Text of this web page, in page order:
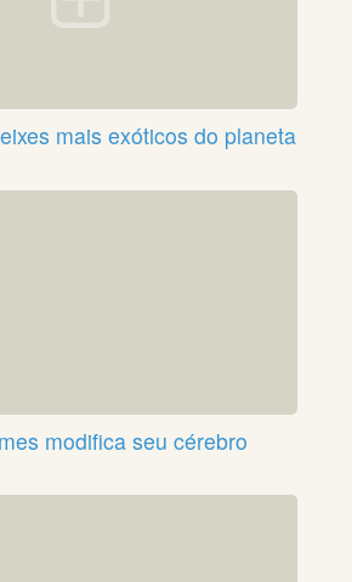
mais exóticos do planeta
modifica seu cérebro